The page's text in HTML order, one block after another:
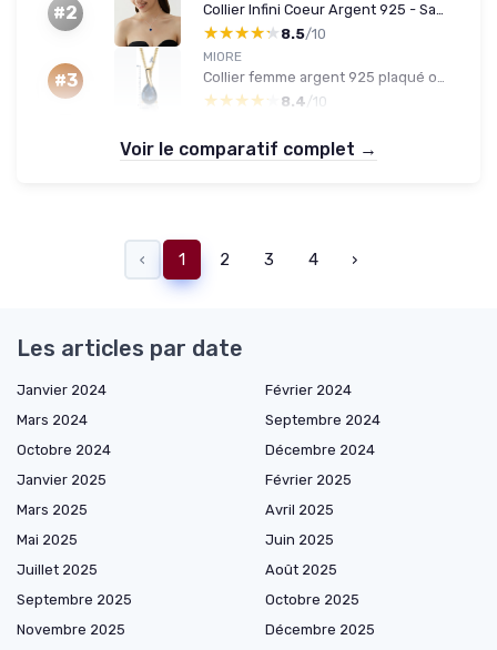
#2 Collier Infini Coeur Argent 925 - Saphir (09 Septembre)
★★★★★
★★★★★ 8.5/10
#3
MIORE
Collier femme argent 925 plaqué or 18K, pendentif or 9K pierres, chaîne 45 cm
★★★★★
★★★★★ 8.4 /10
Voir le comparatif complet →
‹ 1 2 3 4 ›
Les articles par date
Janvier 2024
Février 2024
Mars 2024
Septembre 2024
Octobre 2024
Décembre 2024
Janvier 2025
Février 2025
Mars 2025
Avril 2025
Mai 2025
Juin 2025
Juillet 2025
Août 2025
Septembre 2025
Octobre 2025
Novembre 2025
Décembre 2025